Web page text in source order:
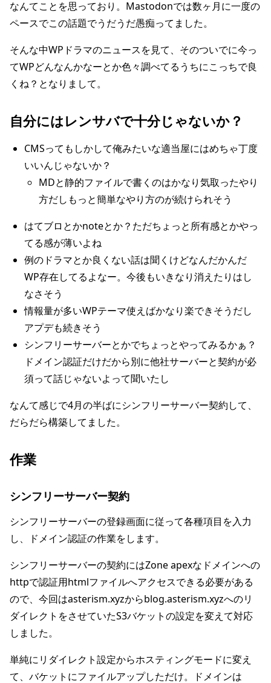
なんてことを思っており。Mastodonでは数ヶ月に一度の
ペースでこの話題でうだうだ愚痴ってました。
そんな中WPドラマのニュースを見て、そのついでに今っ
てWPどんなんかなーとか色々調べてるうちにこっちで良
くね？となりまして。
自分にはレンサバで十分じゃないか？
CMSってもしかして俺みたいな適当屋にはめちゃ丁度
いいんじゃないか？
MDと静的ファイルで書くのはかなり気取ったやり
方だしもっと簡単なやり方のが続けられそう
はてブロとかnoteとか？ただちょっと所有感とかやっ
てる感が薄いよね
例のドラマとか良くない話は聞くけどなんだかんだ
WP存在してるよなー。今後もいきなり消えたりはし
なさそう
情報量が多いWPテーマ使えばかなり楽できそうだし
アプデも続きそう
シンフリーサーバーとかでちょっとやってみるかぁ？
ドメイン認証だけだから別に他社サーバーと契約が必
須って話じゃないよって聞いたし
なんて感じで4月の半ばにシンフリーサーバー契約して、
だらだら構築してました。
作業
シンフリーサーバー契約
シンフリーサーバーの登録画面に従って各種項目を入力
し、ドメイン認証の作業をします。
シンフリーサーバーの契約にはZone apexなドメインへの
httpで認証用htmlファイルへアクセスできる必要がある
ので、今回はasterism.xyzからblog.asterism.xyzへのリ
ダイレクトをさせていたS3バケットの設定を変えて対応
しました。
単純にリダイレクト設定からホスティングモードに変え
て、バケットにファイルアップしただけ。ドメインは